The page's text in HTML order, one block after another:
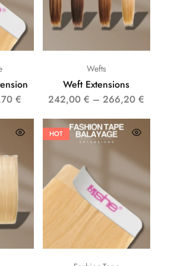
€
Wefts
Weft Extensions
242,00€ –266,20€
HOT